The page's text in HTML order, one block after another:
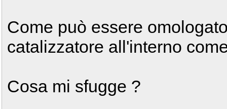
Come può essere
catalizzatore all'interno
Cosa mi sfugge ?